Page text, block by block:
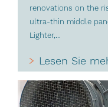
renovations on the
ultra-thin middle
Lighter,...
Lesen Sie